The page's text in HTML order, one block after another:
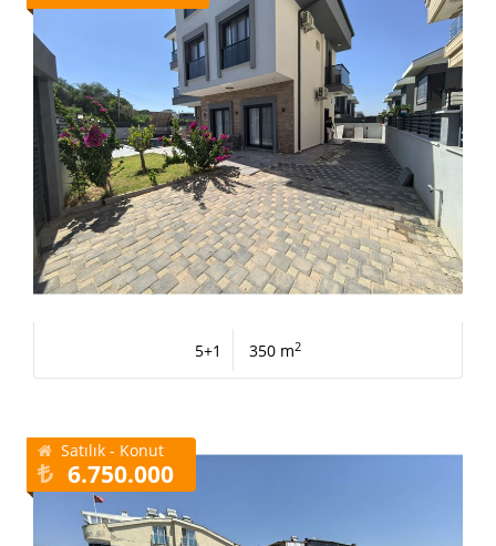
5+1 350 m2
Satılık - Konut
6.750.000